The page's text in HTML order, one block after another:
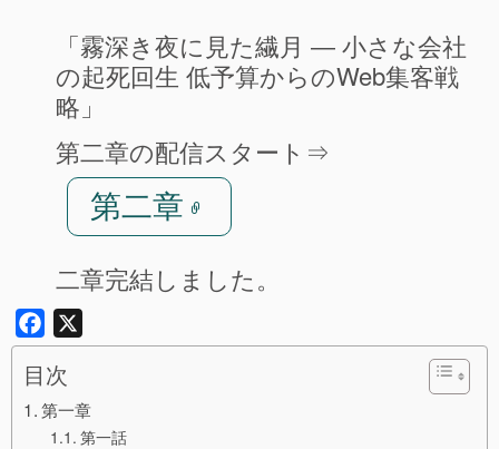
「霧深き夜に見た繊月 ― 小さな会社
の起死回生 低予算からのWeb集客戦
略」
第二章の配信スタート⇒
第二章
二章完結しました。
Facebook
目次
第一章
第一話